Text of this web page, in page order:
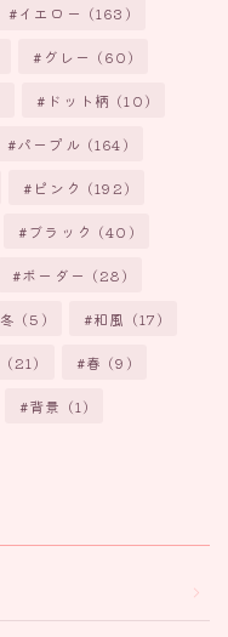
イエロー (163)
グレー (60)
ドット柄 (10)
パープル (164)
ピンク (192)
ブラック (40)
ボーダー (28)
冬 (5) 和風 (17)
(21) 春 (9)
背景 (1)